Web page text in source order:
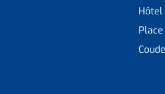
Hôtel
Place